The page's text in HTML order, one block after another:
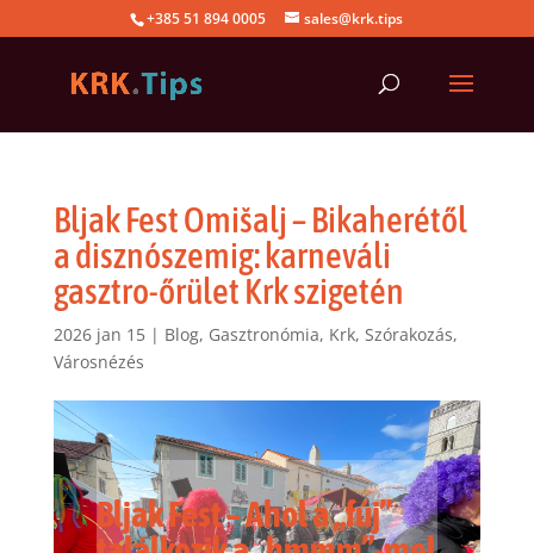
+385 51 894 0005 sales@krk.tips
Bljak Fest Omišalj – Bikaherétől
a disznószemig: karneváli
gasztro-őrület Krk szigetén
2026 jan 15| Blog, Gasztronómia, Krk, Szórakozás,
Városnézés
Bljak Fest – Ahol a „fúj”